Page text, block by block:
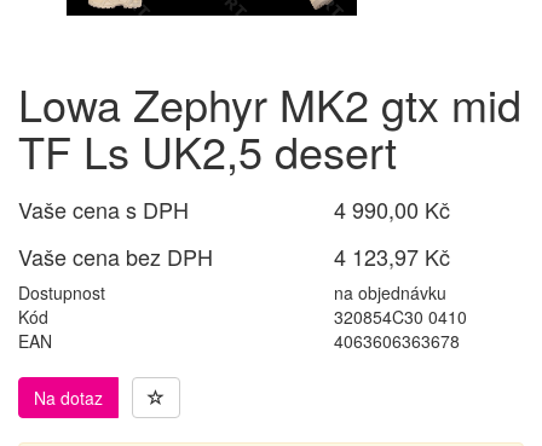
Lowa Zephyr MK2 gtx mid
TF Ls UK2,5 desert
Vaše cena s DPH
4 990,00 Kč
Vaše cena bez DPH
4 123,97 Kč
Dostupnost
na objednávku
Kód
320854C30 0410
EAN
4063606363678
Na dotaz